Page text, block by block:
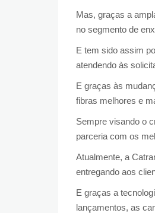
Mas, graças a
no segmento de
E tem sido assim
atendendo às
E graças às
fibras melhores e
Sempre visando o
parceria com os
Atualmente, a
entregando aos
E graças a
lançamentos, as